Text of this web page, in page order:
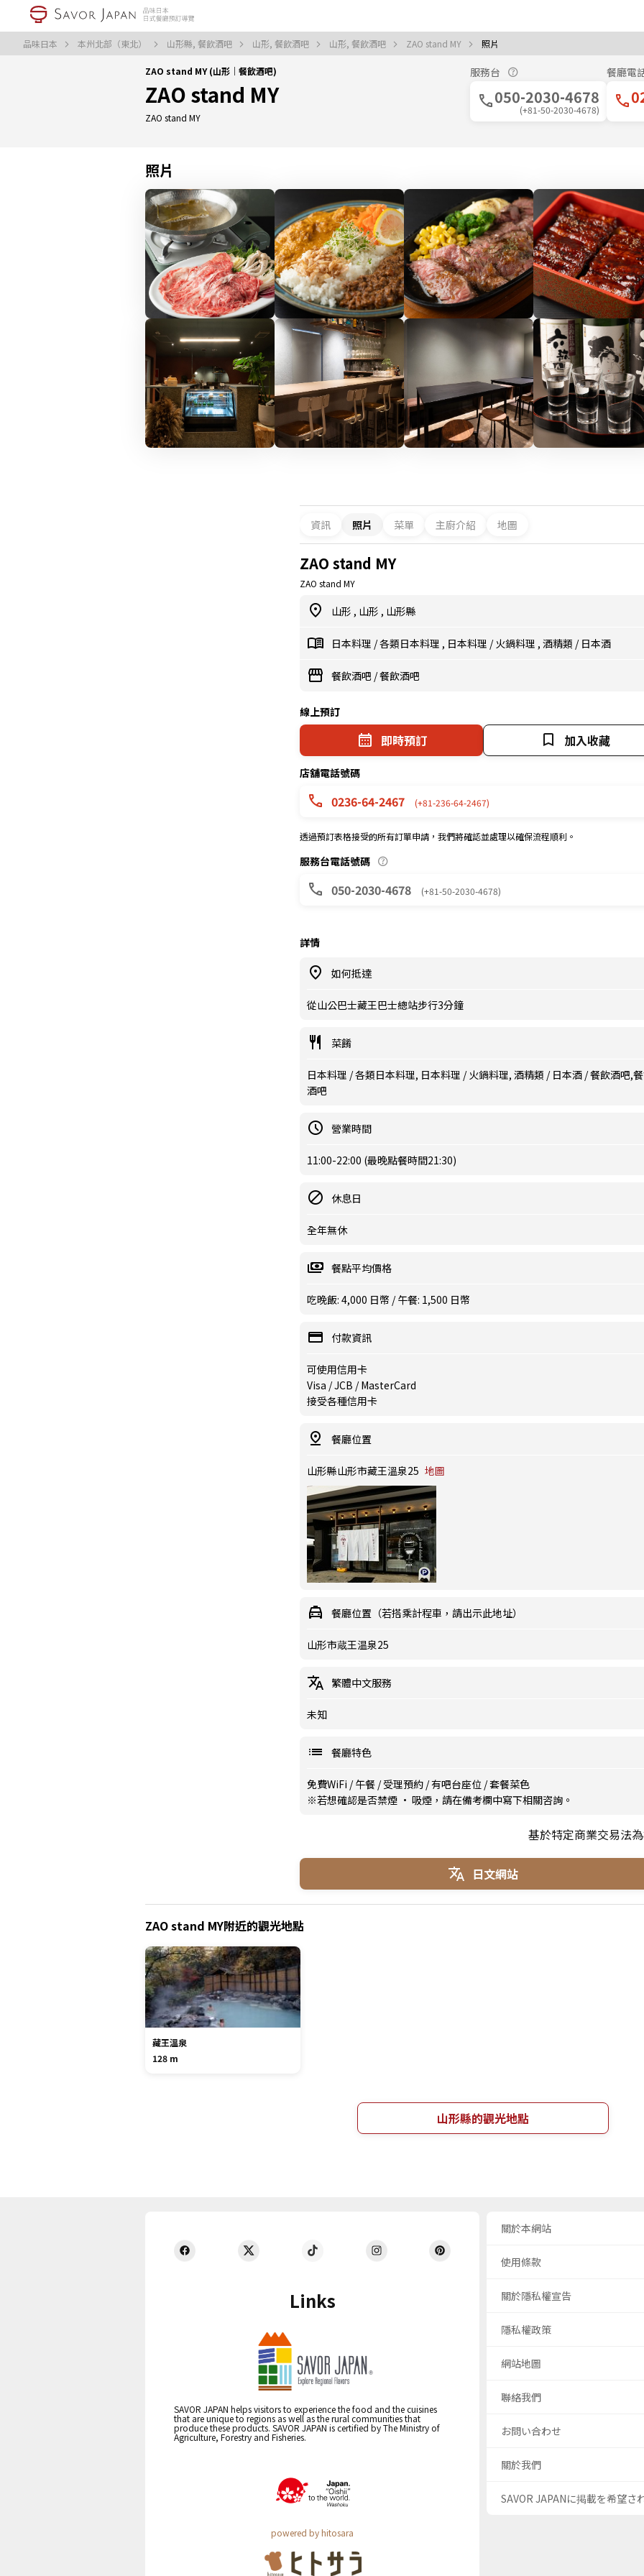
品味日本 本州北部（東北） 山形縣, 餐飲酒吧 山形, 餐飲酒吧 山形, 餐飲酒吧 ZAO stand MY 照片
ZAO stand MY (山形｜餐飲酒吧)
ZAO stand MY
ZAO stand MY
服務台
050-2030-4678
(+81-50-2030-4678)
餐廳電
照片
資訊 照片 菜單 主廚介紹 地圖
ZAO stand MY
ZAO stand MY
山形 , 山形 , 山形縣
日本料理 /各類日本料理 , 日本料理 / 火鍋料理 , 酒精類 / 日本酒
餐飲酒吧 /餐飲酒吧
線上預訂
即時預訂 加入收藏
店舖電話號碼
0236-64-2467 (+81-236-64-2467)
透過預訂表格接受的所有訂單申請，我們將確認並處理以確保流程順利。
服務台電話號碼
050-2030-4678 (+81-50-2030-4678)
詳情
如何抵達
從山公巴士藏王巴士總站步行3分鐘
菜餚
日本料理 / 各類日本料理, 日本料理 / 火鍋料理, 酒精類 / 日本酒 / 餐飲酒吧,
酒吧
營業時間
11:00-22:00 (最晚點餐時間21:30)
休息日
全年無休
餐點平均價格
吃晚飯: 4,000 日幣 / 午餐: 1,500 日幣
付款資訊
可使用信用卡
Visa / JCB / MasterCard
接受各種信用卡
餐廳位置
山形縣山形市藏王溫泉25 地圖
餐廳位置（若搭乘計程車，請出示此地址）
山形市蔵王温泉25
繁體中文服務
未知
餐廳特色
免費WiFi /午餐 /受理預約 /有吧台座位 /套餐菜色
※若想確認是否禁煙 · 吸煙，請在備考欄中寫下相關咨詢。
基於特定商業交易法
日文網站
ZAO stand MY附近的觀光地點
藏王溫泉
128 m
山形縣的觀光地點
Links
SAVOR JAPAN helps visitors to experience the food and the cuisines
that are unique to regions as well as the rural communities that
produce these products. SAVOR JAPAN is certified by The Ministry of
Agriculture, Forestry and Fisheries.
powered by hitosara
關於本網站
使用條款
關於隱私權宣告
隱私權政策
網站地圖
聯絡我們
お問い合わせ
關於我們
SAVOR JAPANに掲載を希望さ